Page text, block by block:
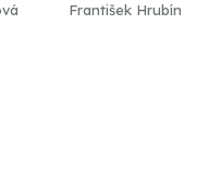
Čas prázdninový
František Hrubín